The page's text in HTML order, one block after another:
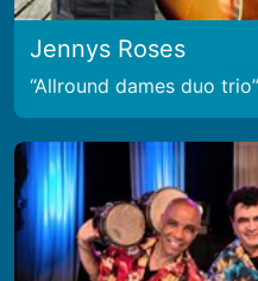
Jennys Roses
Allround dames duo trio